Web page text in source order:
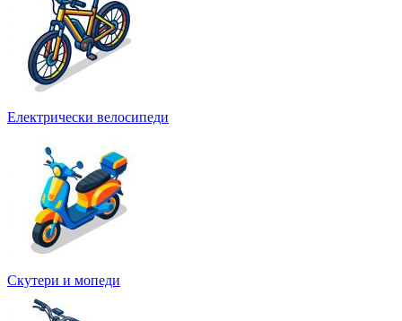
Електрически велосипеди
Скутери и мопеди